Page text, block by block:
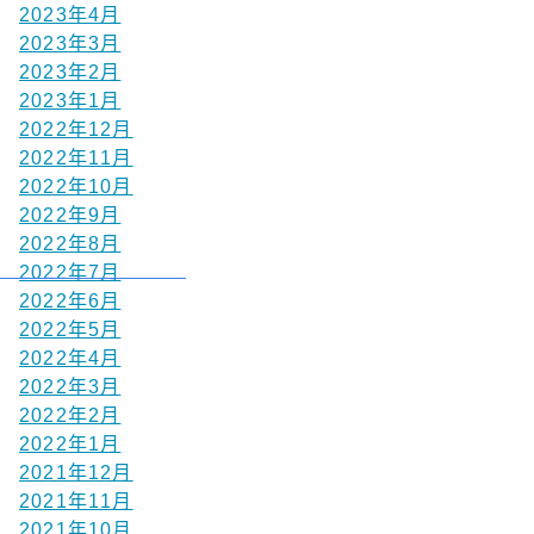
2023年4月
2023年3月
2023年2月
2023年1月
2022年12月
2022年11月
2022年10月
2022年9月
2022年8月
2022年7月
2022年6月
2022年5月
2022年4月
2022年3月
2022年2月
2022年1月
2021年12月
2021年11月
2021年10月